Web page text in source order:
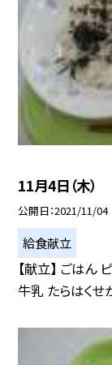
11月4日（木）
公開日 2021/11/04
給食献立
【献立】 ごはん
牛乳 たらはくせ